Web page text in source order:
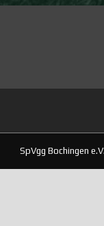
SpVgg Bochingen